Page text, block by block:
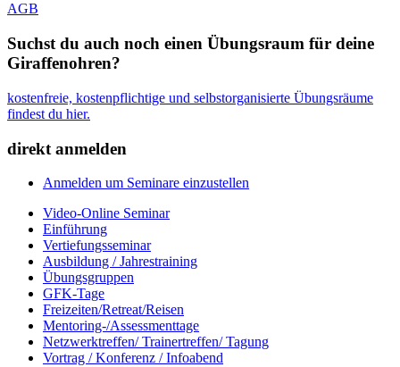
AGB
Suchst du auch noch einen Übungsraum für deine
Giraffenohren?
kostenfreie, kostenpflichtige und selbstorganisierte Übungsräume
findest du hier.
direkt anmelden
Anmelden um Seminare einzustellen
Video-Online Seminar
Einführung
Vertiefungsseminar
Ausbildung / Jahrestraining
Übungsgruppen
GFK-Tage
Freizeiten/Retreat/Reisen
Mentoring-/Assessmenttage
Netzwerktreffen/ Trainertreffen/ Tagung
Vortrag / Konferenz / Infoabend